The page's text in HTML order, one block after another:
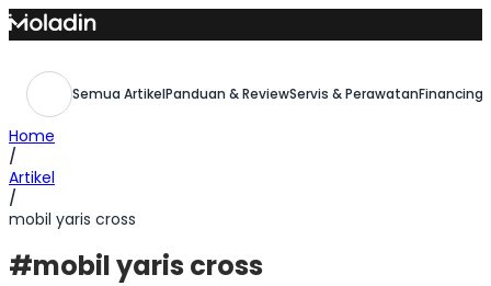
Skip
to
Semua ArtikelPanduan & ReviewServis & Perawatan
Home
/
Artikel
/
mobil yaris cross
#mobil yaris cross